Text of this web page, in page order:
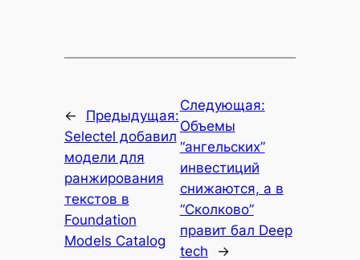
←
Предыдущая:
Selectel добавил
модели для
ранжирования
текстов в
Foundation
Models Catalog
Следующая:
Объемы
“ангельских”
инвестиций
снижаются, а в
“Сколково”
правит бал Deep
tech
→